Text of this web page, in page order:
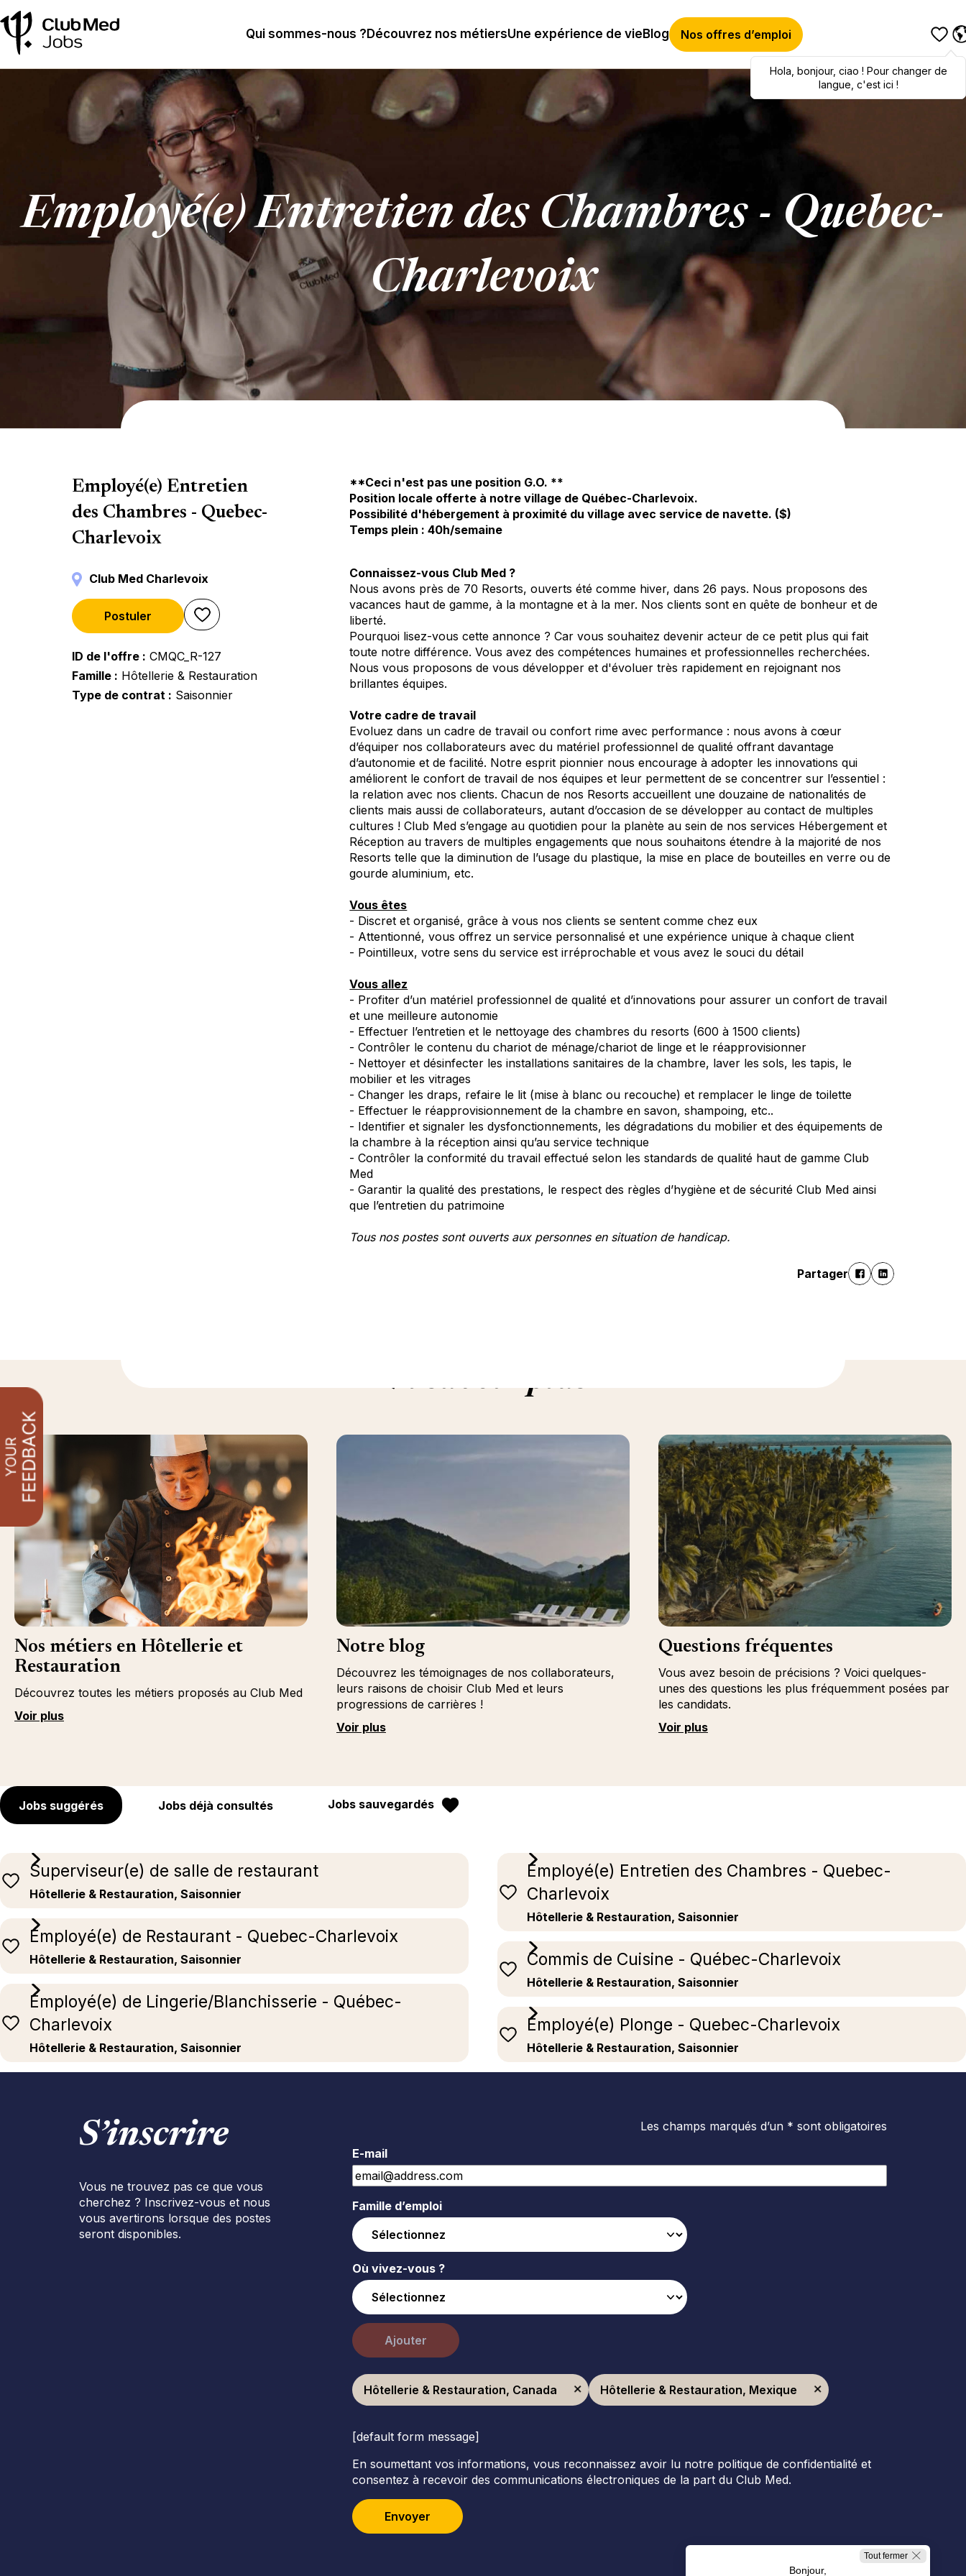
Qui sommes-nous ? Découvrez nos métiersUne expérience de vie Blog Nos offres d’emploi
Hola,bonjour,ciao! To switch
languages, click here!
Hola bonjour, ciao ! Pour changer de
langue, c'est ici !
Employé(e) Entretien des Chambres - Quebec-
Charlevoix
Employé(e) Entretien
des Chambres - Quebec-
Charlevoix
Club Med Charlevoix
Postuler
ID de l'offre
CMQC_R-127
Famille
Hôtellerie & Restauration
Type de contrat
Saisonnier
**Ceci n'est pas une position G.O. **
Position locale offerte à notre village de Québec-Charlevoix.
Possibilité d'hébergement à proximité du village avec service de navette. ($)
Temps plein : 40h/semaine
Connaissez-vous Club Med ?
Nous avons près de 70 Resorts, ouverts été comme hiver, dans 26 pays. Nous proposons des
vacances haut de gamme, à la montagne et à la mer. Nos clients sont en quête de bonheur et de
liberté.
Pourquoi lisez-vous cette annonce ? Car vous souhaitez devenir acteur de ce petit plus qui fait
toute notre différence. Vous avez des compétences humaines et professionnelles recherchées.
Nous vous proposons de vous développer et d'évoluer très rapidement en rejoignant nos
brillantes équipes.
Votre cadre de travail
Evoluez dans un cadre de travail ou confort rime avec performance : nous avons à cœur
d’équiper nos collaborateurs avec du matériel professionnel de qualité offrant davantage
d’autonomie et de facilité. Notre esprit pionnier nous encourage à adopter les innovations qui
améliorent le confort de travail de nos équipes et leur permettent de se concentrer sur l’essentiel :
la relation avec nos clients. Chacun de nos Resorts accueillent une douzaine de nationalités de
clients mais aussi de collaborateurs, autant d’occasion de se développer au contact de multiples
cultures ! Club Med s’engage au quotidien pour la planète au sein de nos services Hébergement et
Réception au travers de multiples engagements que nous souhaitons étendre à la majorité de nos
Resorts telle que la diminution de l’usage du plastique, la mise en place de bouteilles en verre ou de
gourde aluminium, etc.
Vous êtes
- Discret et organisé, grâce à vous nos clients se sentent comme chez eux
- Attentionné, vous offrez un service personnalisé et une expérience unique à chaque client
- Pointilleux, votre sens du service est irréprochable et vous avez le souci du détail
Vous allez
- Profiter d’un matériel professionnel de qualité et d’innovations pour assurer un confort de travail
et une meilleure autonomie
- Effectuer l’entretien et le nettoyage des chambres du resorts (600 à 1500 clients)
- Contrôler le contenu du chariot de ménage/chariot de linge et le réapprovisionner
- Nettoyer et désinfecter les installations sanitaires de la chambre, laver les sols, les tapis, le
mobilier et les vitrages
- Changer les draps, refaire le lit (mise à blanc ou recouche) et remplacer le linge de toilette
- Effectuer le réapprovisionnement de la chambre en savon, shampoing, etc..
- Identifier et signaler les dysfonctionnements, les dégradations du mobilier et des équipements de
la chambre à la réception ainsi qu’au service technique
- Contrôler la conformité du travail effectué selon les standards de qualité haut de gamme Club
Med
- Garantir la qualité des prestations, le respect des règles d’hygiène et de sécurité Club Med ainsi
que l’entretien du patrimoine
Tous nos postes sont ouverts aux personnes en situation de handicap.
Partager
En savoir plus
Nos métiers en Hôtellerie et
Restauration
Découvrez toutes les métiers proposés au Club Med
Voir plus
Notre blog
Découvrez les témoignages de nos collaborateurs,
leurs raisons de choisir Club Med et leurs
progressions de carrières !
Voir plus
Questions fréquentes
Vous avez besoin de précisions ? Voici quelques-
unes des questions les plus fréquemment posées par
les candidats.
Voir plus
Jobs suggérés
Superviseur(e) de salle de restaurant
Hôtellerie & Restauration, Saisonnier
Employé(e) de Restaurant - Quebec-Charlevoix
Hôtellerie & Restauration, Saisonnier
Employé(e) de Lingerie/Blanchisserie - Québec-
Charlevoix
Hôtellerie & Restauration, Saisonnier
Employé(e) Entretien des Chambres - Quebec-
Charlevoix
Hôtellerie & Restauration, Saisonnier
Commis de Cuisine - Québec-Charlevoix
Hôtellerie & Restauration, Saisonnier
Employé(e) Plonge - Quebec-Charlevoix
Hôtellerie & Restauration, Saisonnier
Jobs déjà consultés Jobs sauvegardés
S’inscrire
Vous ne trouvez pas ce que vous
cherchez ? Inscrivez-vous et nous
vous avertirons lorsque des postes
seront disponibles.
Les champs marqués d’un * sont obligatoires
E-mail
Famille d’emploi
Où vivez-vous ?
Ajouter
Hôtellerie & Restauration, Canada Hôtellerie & Restauration, Mexique
[default form message]
En soumettant vos informations, vous reconnaissez avoir lu notre politique de confidentialité et
consentez à recevoir des communications électroniques de la part du Club Med.
Envoyer
Tout fermer
Bonjour,